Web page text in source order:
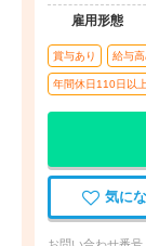
雇用形態
賞与あり 給与
年間休日110日以上
気に